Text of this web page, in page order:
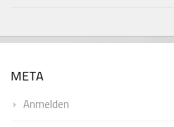
META
Anmelden